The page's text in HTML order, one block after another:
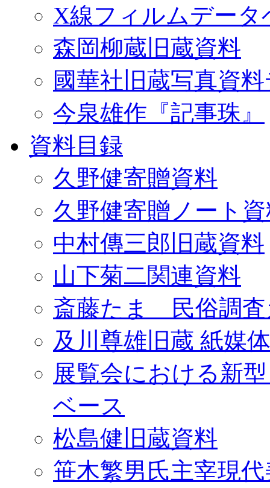
X線フィルムデータ
森岡柳蔵旧蔵資料
國華社旧蔵写真資
今泉雄作『記事珠』
資料目録
久野健寄贈資料
久野健寄贈ノート
中村傳三郎旧蔵資料
山下菊二関連資料
斎藤たま 民俗調査
及川尊雄旧蔵 紙媒
展覧会における新
ベース
松島健旧蔵資料
笹木繁男氏主宰現